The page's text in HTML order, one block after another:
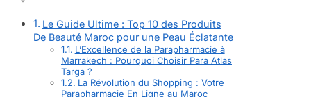
Le Guide Ultime : Top 10 des Produits
De Beauté Maroc pour une Peau Éclatante
L’Excellence de la Parapharmacie à
Marrakech : Pourquoi Choisir Para Atlas
Targa ?
La Révolution du Shopping : Votre
Parapharmacie En Ligne au Maroc